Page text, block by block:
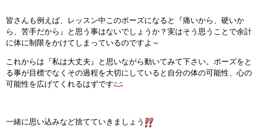
皆さんも例えば、レッスン中このポーズになると『痛いから、硬いか
ら、苦手だから』と思う事はないでしょうか？実はそう思うことで余計
に体に制限をかけてしまっているのですよ～
これからは『私は大丈夫』と思いながら動いてみて下さい。ポーズをと
る事が目標でなくその過程を大切にしていると自分の体の可能性、心の
可能性を広げてくれるはずです
一緒に思い込みなど捨てていきましょう
指導員育成コース
セミナー開催
ご入会のご予約